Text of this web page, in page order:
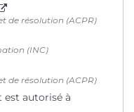
de résolution (ACPR)
(INC)
de résolution (ACPR)
est autorisé à